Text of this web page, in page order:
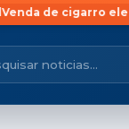
eletrônico para